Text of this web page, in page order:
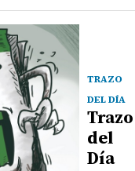
TRAZO
DEL DÍA
Trazo
del
Día